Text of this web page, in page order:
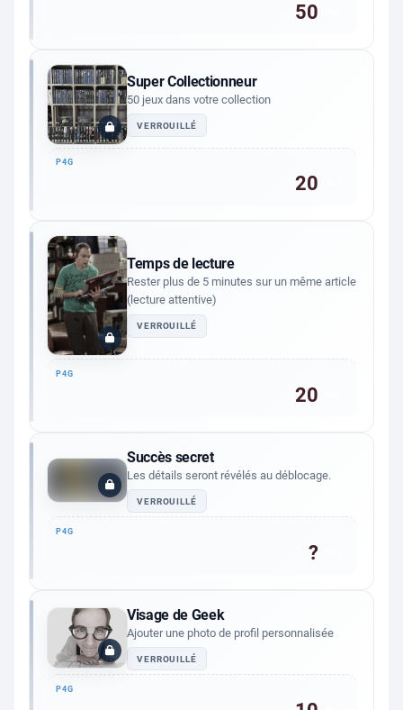
50
Super Collectionneur
50 jeux dans votre collection
VERROUILLÉ
20
Temps de lecture
Rester plus de 5 minutes sur un même article
(lecture attentive)
VERROUILLÉ
20
Succès secret
Les détails seront révélés au déblocage.
VERROUILLÉ
?
Visage de Geek
Ajouter une photo de profil personnalisée
VERROUILLÉ